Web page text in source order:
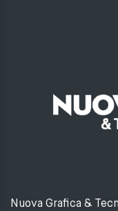
Nuova Grafica &